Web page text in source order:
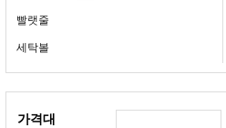
빨랫줄
세탁볼
가격대